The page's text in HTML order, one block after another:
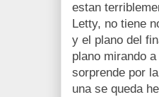
estan
Letty, no tiene
y el plano del
plano mirando
sorprende por
una se queda